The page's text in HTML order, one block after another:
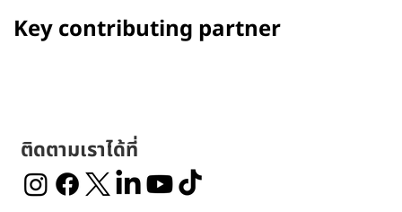
Key contributing partner
ติดตามเราได้ที่